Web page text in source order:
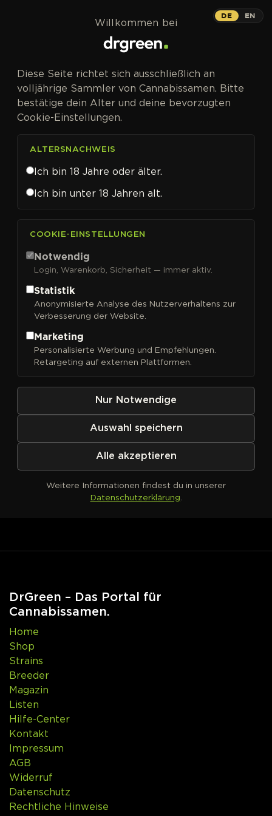
CANNABISSAMEN VON TIGER ONE BULK KAUFEN
Tiger One Bulk
Kein Produkt definiert
DrGreen – Das Portal für
Cannabissamen.
Home
Shop
Strains
Breeder
Magazin
Listen
Hilfe-Center
Kontakt
Impressum
AGB
Widerruf
Datenschutz
Rechtliche Hinweise
DE EN
Willkommen bei
Diese Seite richtet sich ausschließlich an
volljährige Sammler von Cannabissamen. Bitte
bestätige dein Alter und deine bevorzugten
Cookie-Einstellungen.
ALTERSNACHWEIS
Ich bin 18 Jahre oder älter.
Ich bin unter 18 Jahren alt.
COOKIE-EINSTELLUNGEN
Notwendig
Login, Warenkorb, Sicherheit — immer aktiv.
Statistik
Anonymisierte Analyse des Nutzerverhaltens zur
Verbesserung der Website.
Marketing
Personalisierte Werbung und Empfehlungen.
Retargeting auf externen Plattformen.
Nur Notwendige
Auswahl speichern
Alle akzeptieren
Weitere Informationen findest du in unserer
Datenschutzerklärung